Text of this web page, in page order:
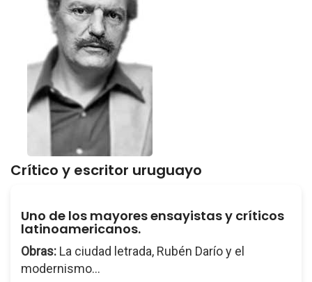
Crítico y escritor uruguayo
Uno de los mayores ensayistas y críticos
latinoamericanos.
Obras: La ciudad letrada, Rubén Darío y el
modernismo...